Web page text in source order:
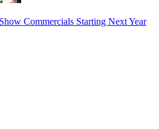
Commercials Starting Next Year